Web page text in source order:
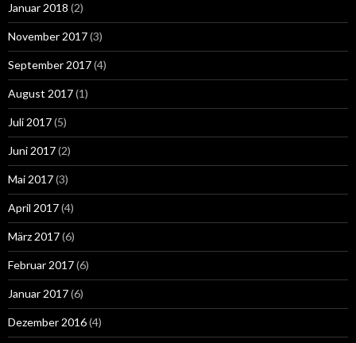
Januar 2018 (2)
November 2017(3)
September 2017(4)
August 2017(1)
Juli 2017(5)
Juni 2017(2)
Mai 2017(3)
April 2017(4)
März 2017(6)
Februar 2017(6)
Januar 2017(6)
Dezember 2016(4)